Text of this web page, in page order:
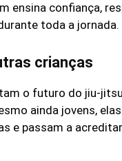
ensina confiança,
toda a jornada.
crianças
o futuro do jiu-
ainda jovens,
e passam a